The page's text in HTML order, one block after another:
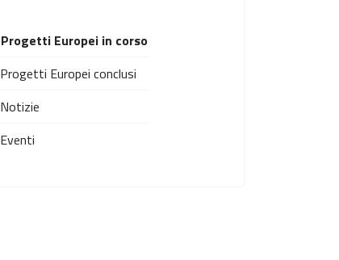
Progetti Europei in corso
Progetti Europei conclusi
Notizie
Eventi